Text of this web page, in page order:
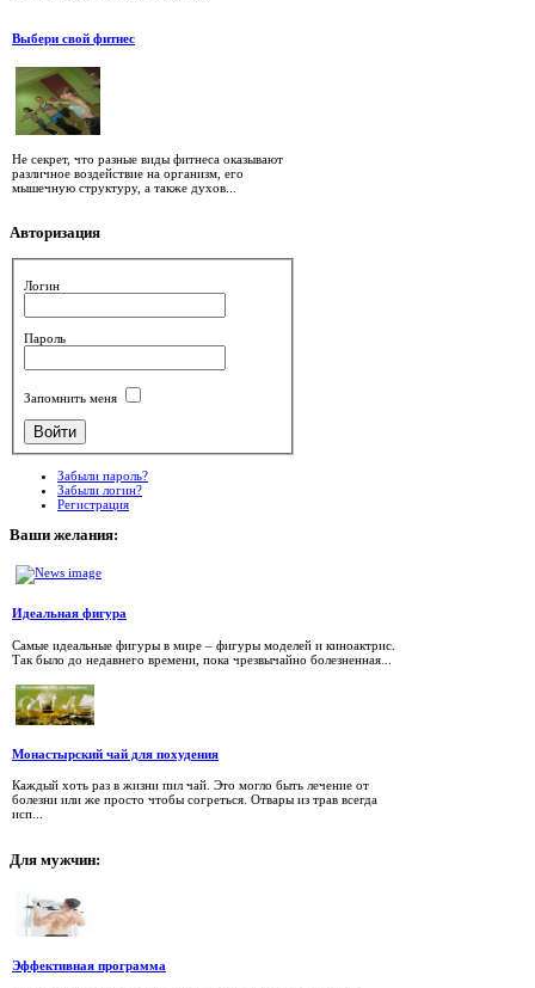
Выбери свой фитнес
Не секрет, что разные виды фитнеса оказывают
различное воздействие на организм, его
мышечную структуру, а также духов...
Авторизация
Логин
Пароль
Запомнить меня
Забыли пароль?
Забыли логин?
Регистрация
Ваши желания:
Идеальная фигура
Самые идеальные фигуры в мире – фигуры моделей и киноактрис.
Так было до недавнего времени, пока чрезвычайно болезненная...
Монастырский чай для похудения
Каждый хоть раз в жизни пил чай. Это могло быть лечение от
болезни или же просто чтобы согреться. Отвары из трав всегда
исп...
Для мужчин:
Эффективная программа